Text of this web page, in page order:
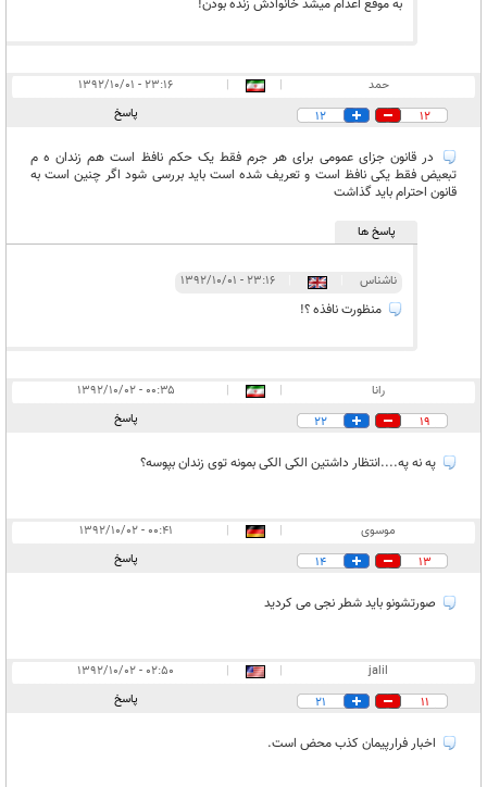
به موقع اعدام میشد خانوادش زنده بودن!
حمد |
|
۲۳:۱۶ - ۱۳۹۲/۱۰/۰۱
12
12 پاسخ
در قانون جزای عمومی برای هر جرم فقط يک حکم نافظ است هم زندان ه م
تبعيض فقط يکی نافظ است و تعريف شده است بايد بررسی شود اگر چنين است به
قانون احترام بايد گذاشت
پاسخ ها
ناشناس ۲۳:۱۶ - ۱۳۹۲/۱۰/۰۱
منظورت نافذه ؟!
رانا |
|
۰۰:۳۵ - ۱۳۹۲/۱۰/۰۲
19
22 پاسخ
په نه په....انتظار داشتین الکی الکی بمونه توی زندان بپوسه؟
موسوى |
|
۰۰:۴۱ - ۱۳۹۲/۱۰/۰۲
13
14 پاسخ
صورتشونو بايد شطر نجى مى كرديد
jalil
|
|
۰۲:۵۰ - ۱۳۹۲/۱۰/۰۲
11
21 پاسخ
اخبار فرارپیمان کذب محض است.